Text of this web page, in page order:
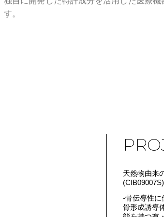
す。
天然物由来
(CIB09007S)
-骨伝導性に
骨形成誘導